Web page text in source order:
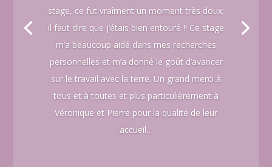
stage, ce fut vraîment un moment très doux;
il faut dire que j’étais bien entouré !! Ce stage
m’a beaucoup aidé dans mes recherches
personnelles et m’a donné le goût d’avancer
sur le travail avec la terre. Un grand merci à
tous et à toutes et plus particulièrement à
Véronique et Pierre pour la qualité de leur
accueil…